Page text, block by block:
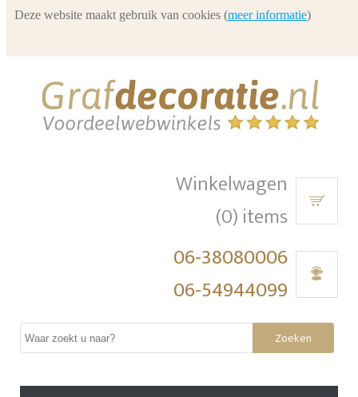
Winkelwagen
(0) items
06-38080006
06-54944099
Zoeken
Deze website maakt gebruik van cookies (meer informatie)